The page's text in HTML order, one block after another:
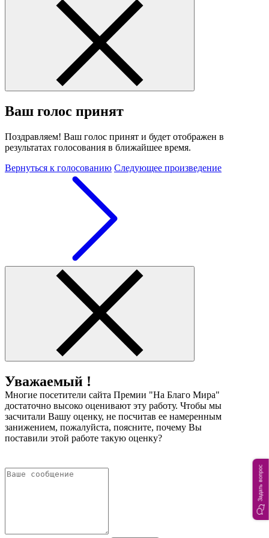
Ваш голос принят
Поздравляем! Ваш голос принят и будет отображен в
результатах голосования в ближайшее время.
Вернуться к голосованию Следующее произведение
Уважаемый !
Многие посетители сайта Премии "На Благо Мира"
достаточно высоко оценивают эту работу. Чтобы мы
засчитали Вашу оценку, не посчитав ее намеренным
занижением, пожалуйста, поясните, почему Вы
поставили этой работе такую оценку?
Задать вопрос